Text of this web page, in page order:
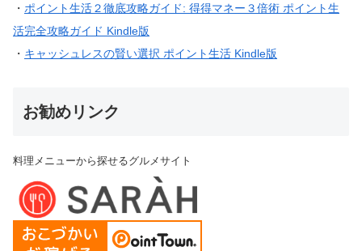
・ ポイント生活２徹底攻略ガイド: 得得マネー３倍術 ポイント生
活完全攻略ガイド Kindle版
・ キャッシュレスの賢い選択 ポイント生活 Kindle版
お勧めリンク
料理メニューから探せるグルメサイト